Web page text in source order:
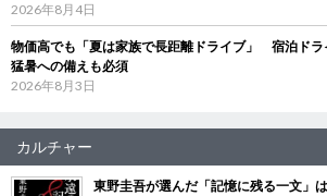
2026年8月4日
物価高でも「夏は家族で長距離ドライブ」 宿泊ドラ
猛暑への備えも必須
2026年8月3日
カルチャー
東野圭吾が選んだ「記憶に残る一文」